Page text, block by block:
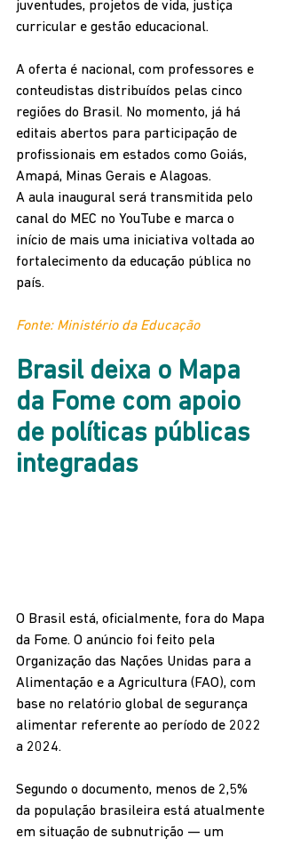
juventudes, projetos de vida, justiça
curricular e gestão educacional.
A oferta é nacional, com professores e
conteudistas distribuídos pelas cinco
regiões do Brasil. No momento, já há
editais abertos para participação de
profissionais em estados como Goiás,
Amapá, Minas Gerais e Alagoas.
A aula inaugural será transmitida pelo
canal do MEC no YouTube e marca o
início de mais uma iniciativa voltada ao
fortalecimento da educação pública no
país.
Fonte: Ministério da Educação
Brasil deixa o Mapa
da Fome com apoio
de políticas públicas
integradas
O Brasil está, oficialmente, fora do Mapa
da Fome. O anúncio foi feito pela
Organização das Nações Unidas para a
Alimentação e a Agricultura (FAO), com
base no relatório global de segurança
alimentar referente ao período de 2022
a 2024.
Segundo o documento, menos de 2,5%
da população brasileira está atualmente
em situação de subnutrição — um